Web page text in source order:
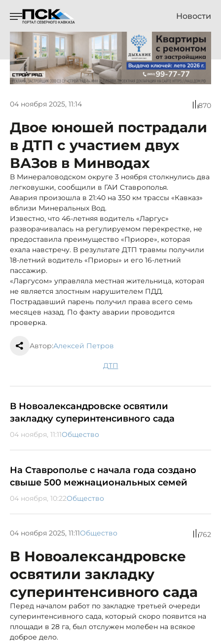
Новости
04 ноября 2025, 11:14 870
Двое юношей пострадали
в ДТП с участием двух
ВАЗов в Минводах
В Минераловодском округе 3 ноября столкнулись два
легковушки, сообщили в ГАИ Ставрополья.
Авария произошла в 21:40 на 350 км трассы «Кавказ»
вблизи Минеральных Вод.
Известно, что 46-летняя водитель «Ларгус»
разворачивалась на регулируемом перекрестке, не
предоставила преимущество «Приоре», которая
ехала навстречу. В результате ДТП травмы получили
18-летний водитель «Приоры» и его 16-летний
пассажир.
«Ларгусом» управляла местная жительница, которая
не является злостным нарушителем ПДД.
Пострадавший парень получил права всего семь
месяцев назад. По факту аварии проводится
проверка.
Автор:Алексей Петров
ДТП
В Новоалександровске освятили
закладку суперинтенсивного сада
04 ноября, 11:11Общество
На Ставрополье с начала года создано
свыше 500 межнациональных семей
04 ноября, 10:22Общество
04 ноября 2025, 11:11Общество 762
В Новоалександровске
освятили закладку
суперинтенсивного сада
Перед началом работ по закладке третьей очереди
суперинтенсивного сада, который скоро появится на
площади в 28 га, был отслужен молебен на всякое
доброе дело.